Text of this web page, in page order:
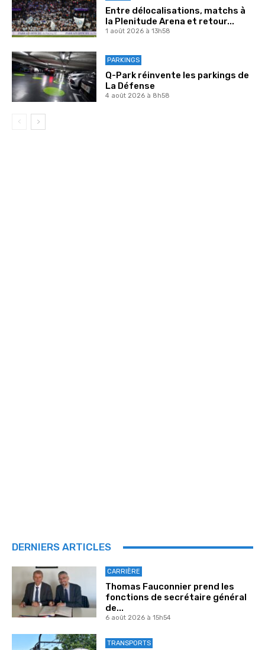
Entre délocalisations, matchs à
la Plenitude Arena et retour...
1 août 2026 à 13h58
PARKINGS
Q-Park réinvente les parkings de
La Défense
4 août 2026 à 8h58
DERNIERS ARTICLES
CARRIÈRE
Thomas Fauconnier prend les
fonctions de secrétaire général
de...
6 août 2026 à 15h54
TRANSPORTS